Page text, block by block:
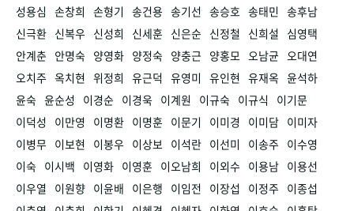
성용심 손창희 손형기 송건용 송기선 송승호 송태민 송후남
신극환 신복우 신성희 신세훈 신은순 신정철 신희설
심영택
안계춘 안명숙 양영화 양정숙 양충근 양홍모 오남균 오대연
오치주 옥치현 위정희 유근덕 유영미 유인현 유재옥 윤석하
윤숙 윤순성 이경순 이경욱 이계원 이규숙 이규식
이기문
이덕성
이만영 이명환 이명훈 이문기 이미경 이미담 이미자
이병무 이보현 이봉우 이상보 이석란 이선미 이송주 이수영
이숙 이시백 이영화 이영훈 이오남희 이외수 이용남 이용선
이우열
이원향 이윤배 이은행 이임전 이장섭 이정주 이종섭